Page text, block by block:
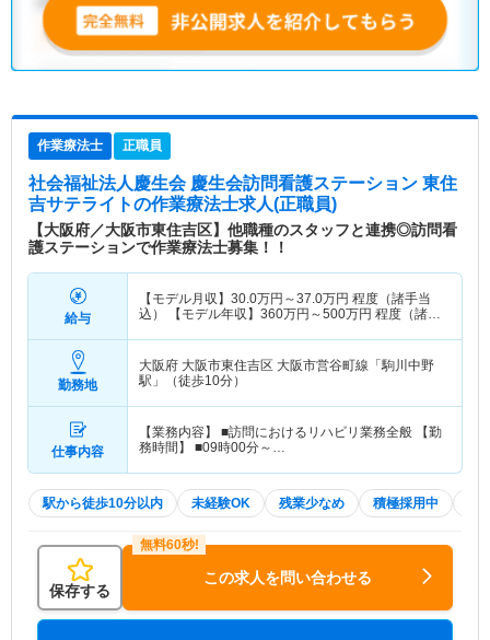
作業療法士 正職員
社会福祉法人慶生会 慶生会訪問看護ステーション 東住
吉サテライトの作業療法士求人(正職員)
【大阪府／大阪市東住吉区】他職種のスタッフと連携◎訪問看
護ステーションで作業療法士募集！！
給与
【モデル月収】 30.0万円～37.0万円 程度（諸手当
込） 【モデル年収】 360万円～500万円 程度（諸手
勤務地
大阪府 大阪市東住吉区 大阪市営谷町線「駒川中野
駅」（徒歩10分）
仕事内容
【業務内容】 ■訪問におけるリハビリ業務全般 【勤
務時間】 ■09時00分～…
駅から徒歩10分以内 未経験OK 残業少なめ 積極採用中
保存する
この求人を問い合わせる